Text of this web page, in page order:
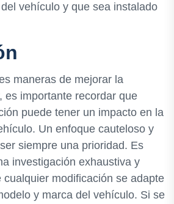
vehículo y que sea instalado
maneras de mejorar la
es importante recordar que
puede tener un impacto en la
Un enfoque cauteloso y
siempre una prioridad. Es
investigación exhaustiva y
cualquier modificación se adapte
y marca del vehículo. Si se